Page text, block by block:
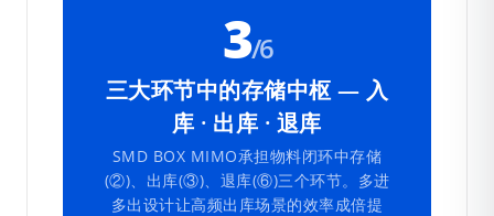
3/6
三大环节中的存储中枢 — 入
库 · 出库 · 退库
SMD BOX MIMO承担物料闭环中存储
(②)、出库(③)、退库(⑥)三个环节。多进
多出设计让高频出库场景的效率成倍提